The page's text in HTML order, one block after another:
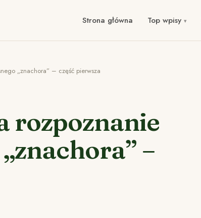
Strona główna Top wpisy
„znachora” – część pierwsza
rozpoznanie
–